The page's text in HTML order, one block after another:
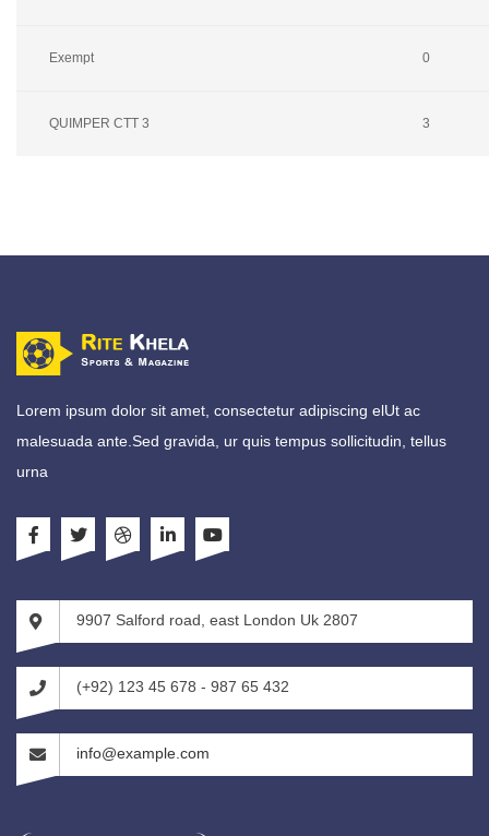
Exempt 0
QUIMPER CTT 3 3
Lorem ipsum dolor sit amet, consectetur adipiscing elUt ac
malesuada ante.Sed gravida, ur quis tempus sollicitudin, tellus
urna
9907 Salford road, east London Uk 2807
(+92) 123 45 678 - 987 65 432
info@example.com